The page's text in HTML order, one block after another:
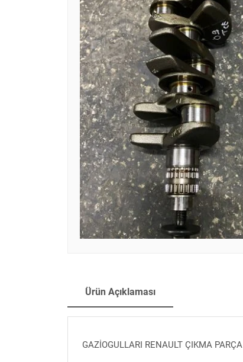
Ürün Açıklaması
GAZİOGULLARI RENAULT ÇIKMA PARÇA